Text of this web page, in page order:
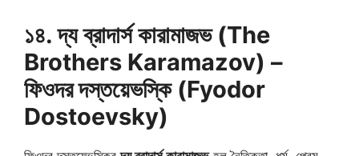
১৪. দ্য ব্রাদার্স কারামাজভ (The
Brothers Karamazov) –
ফিওদর দস্তয়েভস্কি (Fyodor
Dostoevsky)